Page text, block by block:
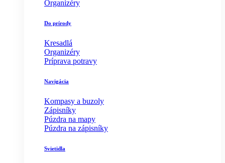
Organizéry
Do prírody
Kresadlá
Organizéry
Príprava potravy
Navigácia
Kompasy a buzoly
Zápisníky
Púzdra na mapy
Púzdra na zápisníky
Svietidla